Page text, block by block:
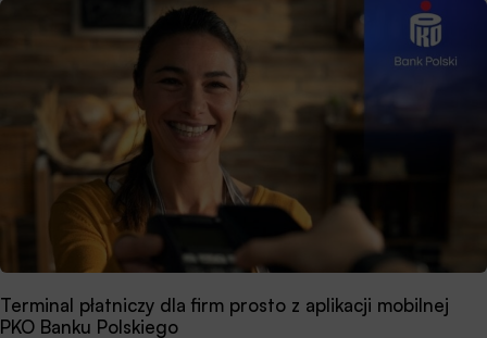
Terminal płatniczy dla firm prosto z aplikacji mobilnej
PKO Banku Polskiego